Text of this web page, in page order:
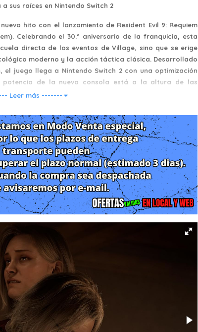
a sus raíces en Nintendo Switch 2
hito con el lanzamiento de Resident Evil 9: Requiem
Celebrando el 30.º aniversario de la franquicia, esta
directa de los eventos de Village, sino que se erige
moderno y la acción táctica clásica. Desarrollado
el juego llega a Nintendo Switch 2 con una optimización
potencia de la nueva consola está a la altura de las
trama de conspiración y traumas no resueltos. La
y motivaciones opuestas cuyos caminos convergen en
de Estados Unidos:
del FBI que investiga una serie de muertes inexplicables
periodista Alyssa Ashcroft (superviviente de Raccoon
DSO regresa a la acción tras la pista de un oficial
Víctor Gideon, un antiguo científico de Umbrella que
regreso a las ruinas de Raccoon City, donde deberán
de policía (RPD) y una clínica de cuidados crónicos
el legado de la Corporación Umbrella y la misteriosa
podría cambiar el destino de la humanidad.
Dos Mundos
Leer más -------